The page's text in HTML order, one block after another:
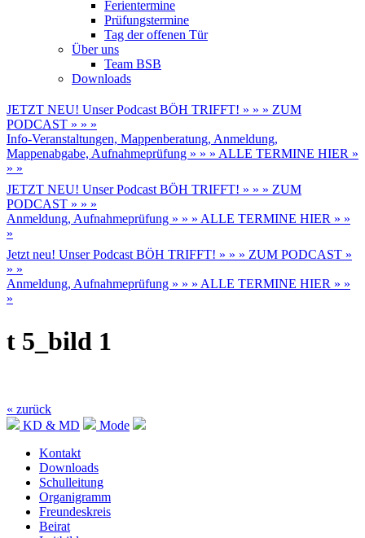
Ferientermine
Prüfungstermine
Tag der offenen Tür
Über uns
Team BSB
Downloads
JETZT NEU! Unser Podcast BÖH TRIFFT! » » » ZUM
PODCAST » » »
Info-Veranstaltungen, Mappenberatung, Anmeldung,
Mappenabgabe, Aufnahmeprüfung » » » ALLE TERMINE HIER »
» »
JETZT NEU! Unser Podcast BÖH TRIFFT! » » » ZUM
PODCAST » » »
Anmeldung, Aufnahmeprüfung » » » ALLE TERMINE HIER » »
»
Jetzt neu! Unser Podcast BÖH TRIFFT! » » » ZUM PODCAST »
» »
Anmeldung, Aufnahmeprüfung » » » ALLE TERMINE HIER » »
»
t 5_bild 1
« zurück
KD & MD
Mode
Kontakt
Downloads
Schulleitung
Organigramm
Freundeskreis
Beirat